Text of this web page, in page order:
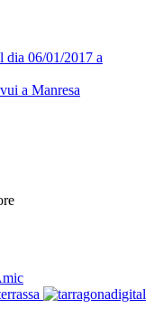
dia 06/01/2017 a
a Manresa